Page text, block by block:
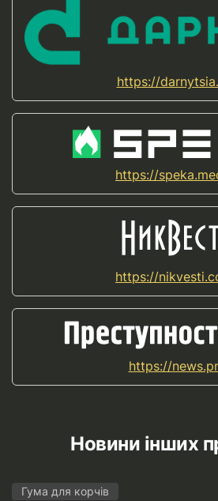
https://
https://
https://
https://
Новини інших
Гума для корчів